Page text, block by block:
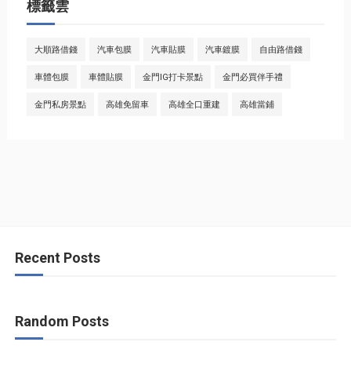
標籤雲
大順路借錢 汽車包膜 汽車貼膜 汽車鍍膜 自由路借錢
車體包膜 車體貼膜 金門IG打卡景點 金門必買伴手禮
金門私房景點 高雄免留車 高雄全口重建 高雄當鋪
Recent Posts
Random Posts